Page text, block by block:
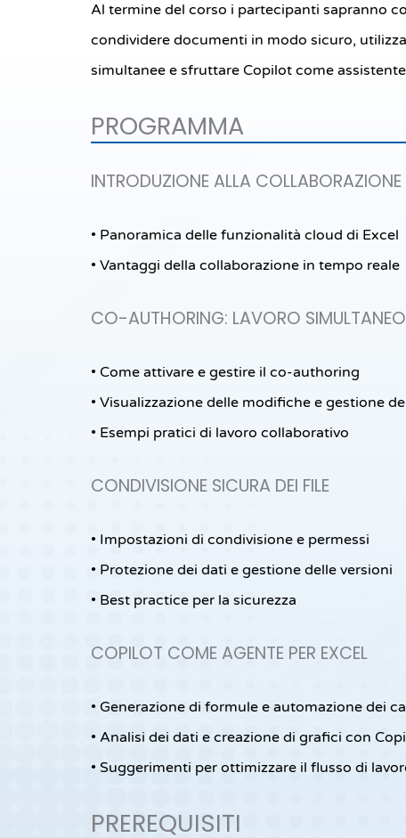
Al termine del corso i partecipanti sapranno
condividere documenti in modo sicuro,
simultanee e sfruttare Copilot come
PROGRAMMA
INTRODUZIONE ALLA
• Panoramica delle funzionalità cloud di Excel
• Vantaggi della collaborazione in tempo reale
CO-AUTHORING: LAVORO
• Come attivare e gestire il co-authoring
• Visualizzazione delle modifiche e gestione
• Esempi pratici di lavoro collaborativo
CONDIVISIONE SICURA DEI FILE
• Impostazioni di condivisione e permessi
• Protezione dei dati e gestione delle versioni
• Best practice per la sicurezza
COPILOT COME AGENTE PER EXCEL
• Generazione di formule e automazione dei
• Analisi dei dati e creazione di grafici con
• Suggerimenti per ottimizzare il flusso di
PREREQUISITI